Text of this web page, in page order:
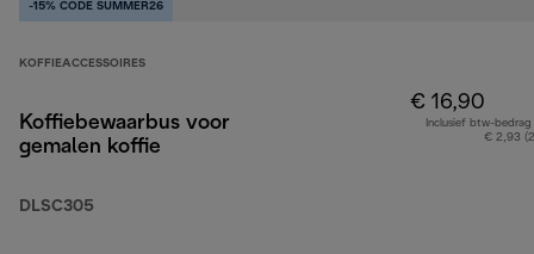
-15% CODE SUMMER26
KOFFIEACCESSOIRES
Koffiebewaarbus voor
gemalen koffie
DLSC305
€ 16,90
Inclusief btw-bedrag
€ 2,93